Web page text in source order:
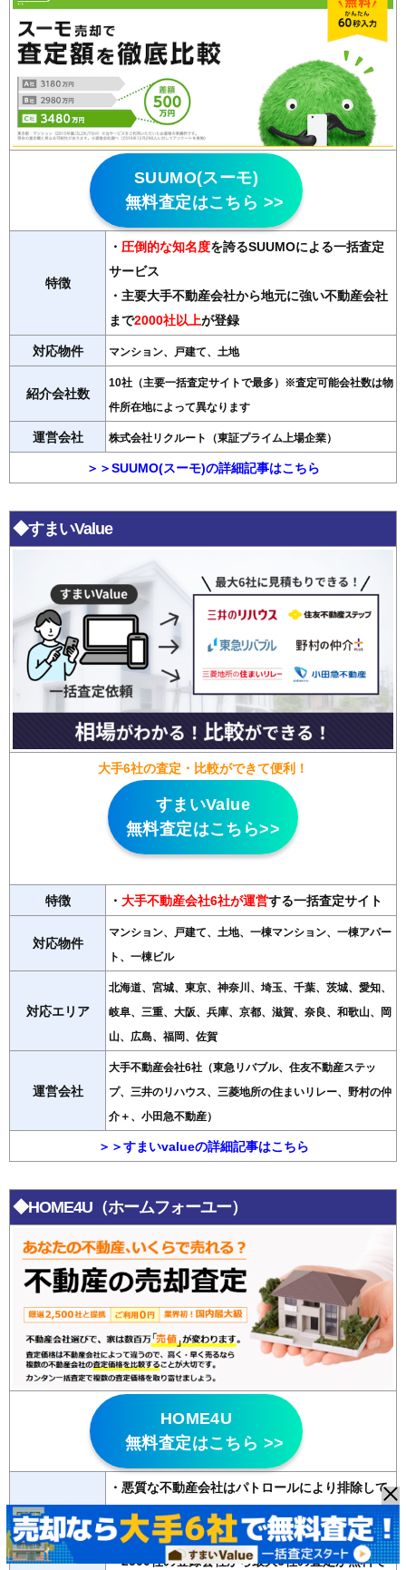
SUUMO(スーモ)
無料査定はこちら >>
特徴
・ 圧倒的な知名度を誇るSUUMOによる一括査定
サービス
・主要大手不動産会社から地元に強い不動産会社
まで2000社以上が登録
対応物件 マンション、戸建て、土地
紹介会社数
10社（主要一括査定サイトで最多）※査定可能会社数は物
件所在地によって異なります
運営会社 株式会社リクルート（東証プライム上場企業）
＞＞SUUMO(スーモ)の詳細記事はこちら
◆すまいValue
大手6社の査定・比較ができて便利！
すまいValue
無料査定はこちら>>
特徴 ・ 大手不動産会社6社が運営する一括査定サイト
対応物件
マンション、戸建て、土地、一棟マンション、一棟アパー
ト、一棟ビル
対応エリア
北海道、宮城、東京、神奈川、埼玉、千葉、茨城、愛知、
岐阜、三重、大阪、兵庫、京都、滋賀、奈良、和歌山、岡
山、広島、福岡、佐賀
運営会社
大手不動産会社6社（東急リバブル、住友不動産ステッ
プ、三井のリハウス、三菱地所の住まいリレー、野村の仲
介＋、小田急不動産）
＞＞すまいvalueの詳細記事はこちら
◆HOME4U（ホームフォーユー）
HOME4U
無料査定はこちら >>
特徴
・悪質な不動産会社はパトロールにより排除して
いる
・20年以上の運営歴があり信頼性が高い
・2500社の登録会社から最大6社の査定が無料で